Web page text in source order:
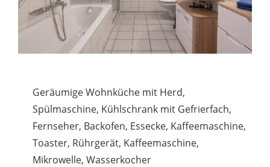
Geräumige Wohnküche mit Herd,
Spülmaschine, Kühlschrank mit Gefrierfach,
Fernseher, Backofen, Essecke, Kaffeemaschine,
Toaster, Rührgerät, Kaffeemaschine,
Mikrowelle, Wasserkocher